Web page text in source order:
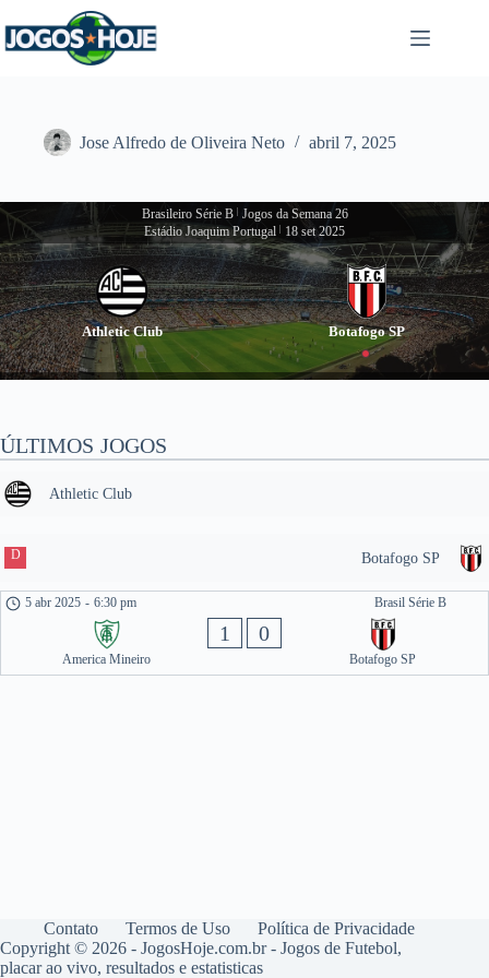
para
o
Jose Alfredo de Oliveira Neto abril 7, 2025
Brasileiro Série B
Jogos da Semana 26
Estádio Joaquim Portugal
18 set 2025
Athletic Club Botafogo SP
ÚLTIMOS JOGOS
Athletic Club
Botafogo SP
D
Brasil Série B
5 abr 2025 - 6:30 pm
America Mineiro
1 0
Botafogo SP
Contato Termos de Uso
Política de Privacidade
Copyright © 2026 - JogosHoje.com.br - Jogos de Futebol,
placar ao vivo, resultados e estatisticas